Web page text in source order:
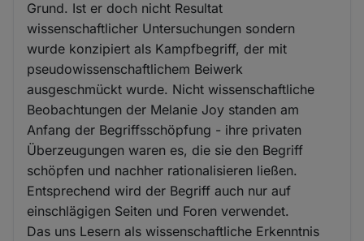
Grund. Ist er doch nicht Resultat
wissenschaftlicher Untersuchungen sondern
wurde konzipiert als Kampfbegriff, der mit
pseudowissenschaftlichem Beiwerk
ausgeschmückt wurde. Nicht wissenschaftliche
Beobachtungen der Melanie Joy standen am
Anfang der Begriffsschöpfung - ihre privaten
Überzeugungen waren es, die sie den Begriff
schöpfen und nachher rationalisieren ließen.
Entsprechend wird der Begriff auch nur auf
einschlägigen Seiten und Foren verwendet.
Das uns Lesern als wissenschaftliche Erkenntnis